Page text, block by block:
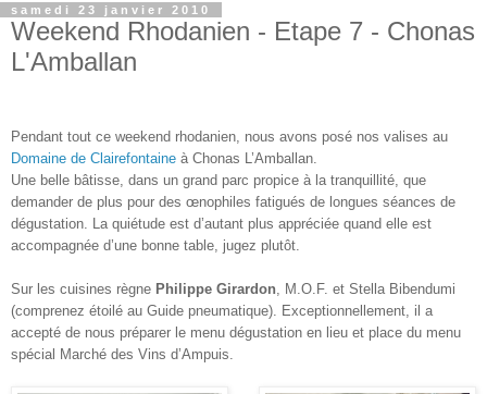
samedi 23 janvier 2010
Weekend Rhodanien - Etape 7 - Chonas
L'Amballan
Pendant tout ce weekend rhodanien, nous avons posé nos valises au
Domaine de Clairefontaine à Chonas L’Amballan.
Une belle bâtisse, dans un grand parc propice à la tranquillité, que
demander de plus pour des œnophiles fatigués de longues séances de
dégustation. La quiétude est d’autant plus appréciée quand elle est
accompagnée d’une bonne table, jugez plutôt.
Sur les cuisines règne Philippe Girardon , M.O.F. et Stella Bibendumi
(comprenez étoilé au Guide pneumatique). Exceptionnellement, il a
accepté de nous préparer le menu dégustation en lieu et place du menu
spécial Marché des Vins d’Ampuis.